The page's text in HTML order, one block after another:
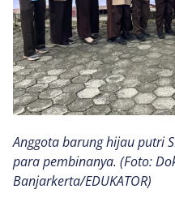
Anggota barung hijau putri
para pembinanya. (Foto:
Banjarkerta/EDUKATOR)